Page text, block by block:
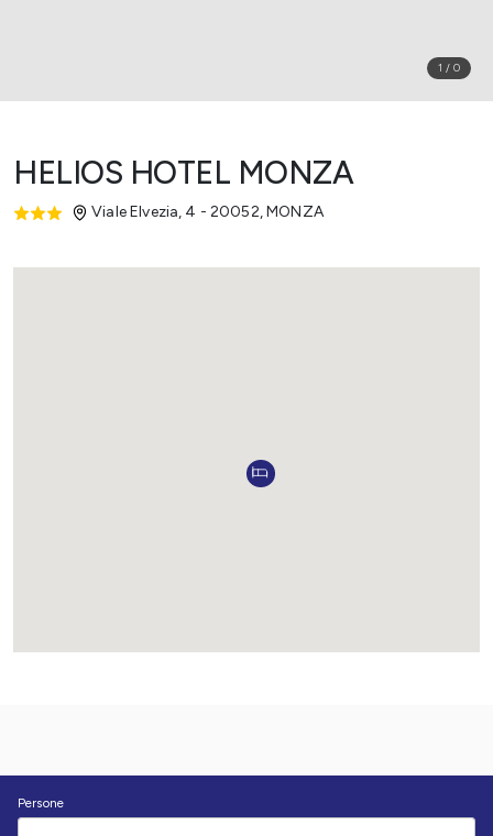
1 / 0
HELIOS HOTEL MONZA
Viale Elvezia, 4 - 20052,MONZA
Persone